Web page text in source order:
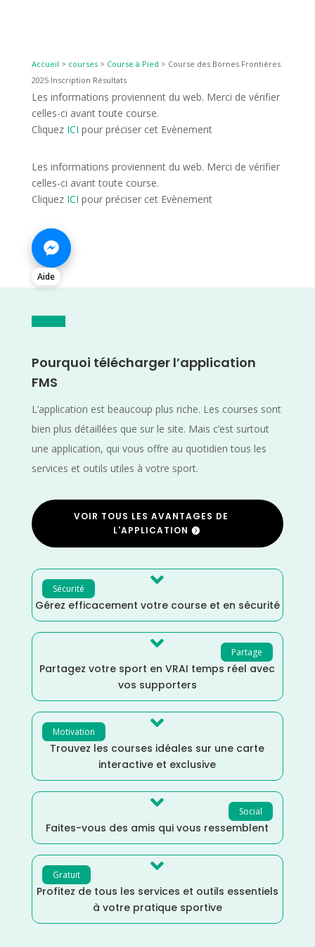
Accueil > courses> Course à Pied > Course des Bornes Frontières
2025 Inscription Résultats
Les informations proviennent du web. Merci de vérifier
celles-ci avant toute course.
Cliquez ICI pour préciser cet Evènement
Les informations proviennent du web. Merci de vérifier
celles-ci avant toute course.
Cliquez ICI pour préciser cet Evènement
Aide
Pourquoi télécharger l’application
FMS
L’application est beaucoup plus riche. Les courses sont
bien plus détaillées que sur le site. Mais c’est surtout
une application, qui vous offre au quotidien tous les
services et outils utiles à votre sport.
VOIR TOUS LES AVANTAGES DE
L'APPLICATION
Sécurité 
Gérez efficacement votre course et en sécurité
Partage

Partagez votre sport en VRAI temps réel avec
vos supporters
Motivation 
Trouvez les courses idéales sur une carte
interactive et exclusive
Social

Faites-vous des amis qui vous ressemblent
Gratuit 
Profitez de tous les services et outils essentiels
à votre pratique sportive